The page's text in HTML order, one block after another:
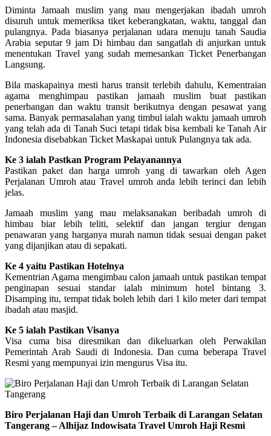
Diminta Jamaah muslim yang mau mengerjakan ibadah umroh
disuruh untuk memeriksa tiket keberangkatan, waktu, tanggal dan
pulangnya. Pada biasanya perjalanan udara menuju tanah Saudia
Arabia seputar 9 jam Di himbau dan sangatlah di anjurkan untuk
menentukan Travel yang sudah memesankan Ticket Penerbangan
Langsung.
Bila maskapainya mesti harus transit terlebih dahulu, Kementraian
agama menghimpau pastikan jamaah muslim buat pastikan
penerbangan dan waktu transit berikutnya dengan pesawat yang
sama. Banyak permasalahan yang timbul ialah waktu jamaah umroh
yang telah ada di Tanah Suci tetapi tidak bisa kembali ke Tanah Air
Indonesia disebabkan Ticket Maskapai untuk Pulangnya tak ada.
Ke 3 ialah Pastkan Program Pelayanannya
Pastikan paket dan harga umroh yang di tawarkan oleh Agen
Perjalanan Umroh atau Travel umroh anda lebih terinci dan lebih
jelas.
Jamaah muslim yang mau melaksanakan beribadah umroh di
himbau biar lebih teliti, selektif dan jangan tergiur dengan
penawaran yang harganya murah namun tidak sesuai dengan paket
yang dijanjikan atau di sepakati.
Ke 4 yaitu Pastikan Hotelnya
Kementrian Agama mengimbau calon jamaah untuk pastikan tempat
penginapan sesuai standar ialah minimum hotel bintang 3.
Disamping itu, tempat tidak boleh lebih dari 1 kilo meter dari tempat
ibadah atau masjid.
Ke 5 ialah Pastikan Visanya
Visa cuma bisa diresmikan dan dikeluarkan oleh Perwakilan
Pemerintah Arab Saudi di Indonesia. Dan cuma beberapa Travel
Resmi yang mempunyai izin mengurus Visa itu.
Biro Perjalanan Haji dan Umroh Terbaik di Larangan Selatan
Tangerang – Alhijaz Indowisata Travel Umroh Haji Resmi